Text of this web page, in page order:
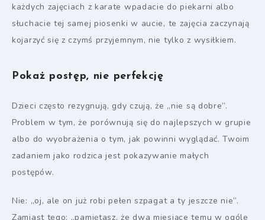
każdych zajęciach z karate wpadacie do piekarni albo
słuchacie tej samej piosenki w aucie, te zajęcia zaczynają
kojarzyć się z czymś przyjemnym, nie tylko z wysiłkiem.
Pokaż postęp, nie perfekcję
Dzieci często rezygnują, gdy czują, że „nie są dobre”.
Problem w tym, że porównują się do najlepszych w grupie
albo do wyobrażenia o tym, jak powinni wyglądać. Twoim
zadaniem jako rodzica jest pokazywanie małych
postępów.
Nie: „oj, ale on już robi pełen szpagat a ty jeszcze nie”.
Zamiast tego: „pamiętasz, że dwa miesiące temu w ogóle